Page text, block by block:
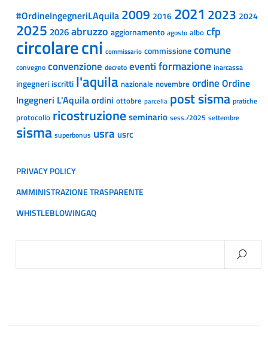
#OrdineIngegneriLAquila 2009 2016 2021 2023 2024
2025 2026abruzzo aggiornamento agosto albo cfp
circolarecni commissario commissionecomune
convegno convenzione decreto eventiformazione inarcassa
ingegneri iscritti l'aquila nazionale novembre ordine Ordine
Ingegneri L'Aquilaordini ottobre parcella post sisma pratiche
protocollo ricostruzioneseminario sess./2025 settembre
sisma superbonus usra usrc
PRIVACY POLICY
AMMINISTRAZIONE TRASPARENTE
WHISTLEBLOWINGAQ